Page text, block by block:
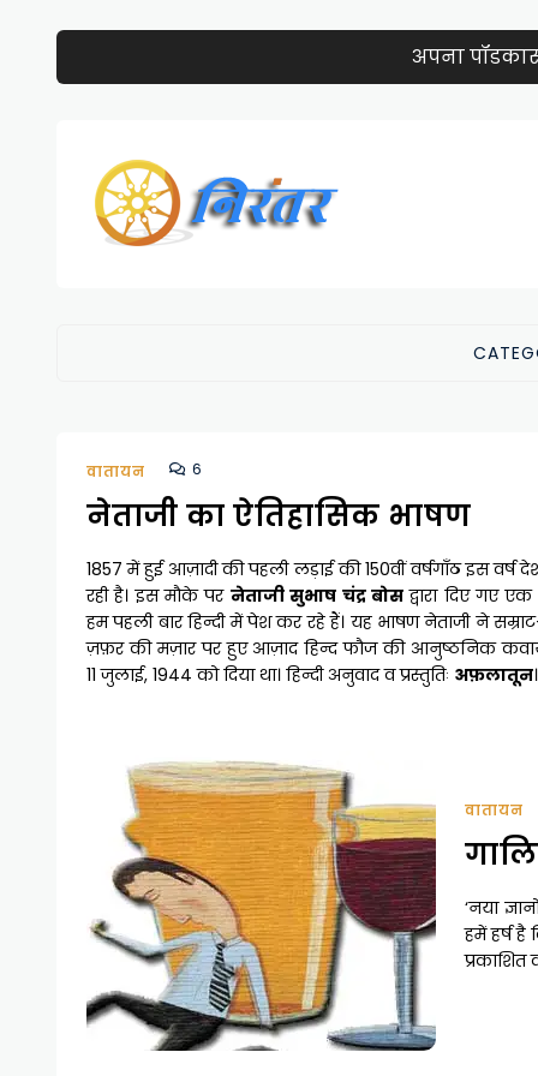
अपना
वातायन 6
नेताजी का ऐतिहासिक भाषण
1857 में हुई आज़ादी की पहली लड़ाई की 150वीं वर्षगाँठ इस वर्ष
रही है। इस मौके पर नेताजी सुभाष चंद्र बोसद्वारा दिए गए
हम पहली बार हिन्दी में पेश कर रहे हैं। यह भाषण नेताजी ने
ज़फ़र की मज़ार पर हुए आज़ाद हिन्द फौज की आनुष्ठनिक
11 जुलाई, 1944 को दिया था। हिन्दी अनुवाद व प्रस्तुतिः अफ़लातून।
वातायन
‘नया
हमें हर्ष
प्रकाशित